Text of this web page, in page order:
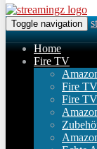
Toggle navigation
Home
Fire TV
Fire
Fire